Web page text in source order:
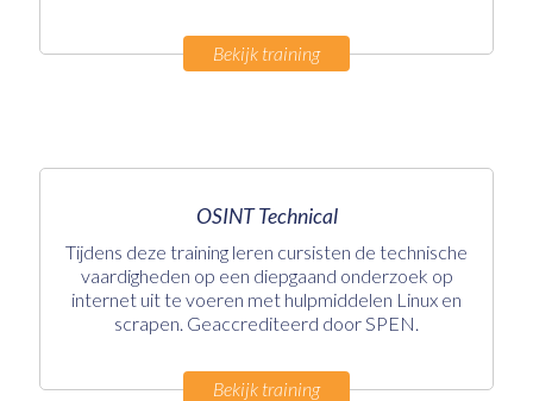
Bekijk training
OSINT Technical
Tijdens deze training leren cursisten de technische
vaardigheden op een diepgaand onderzoek op
internet uit te voeren met hulpmiddelen Linux en
scrapen. Geaccrediteerd door SPEN.
Bekijk training